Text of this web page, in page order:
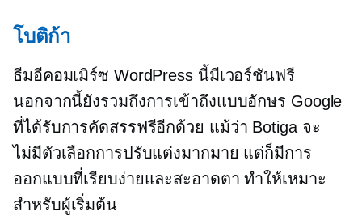
โบติก้า
ธีมอีคอมเมิร์ซ WordPress นี้มีเวอร์ชันฟรี
นอกจากนี้ยังรวมถึงการเข้าถึงแบบอักษร Google
ที่ได้รับการคัดสรรฟรีอีกด้วย แม้ว่า Botiga จะ
ไม่มีตัวเลือกการปรับแต่งมากมาย แต่ก็มีการ
ออกแบบที่เรียบง่ายและสะอาดตา ทำให้เหมาะ
สำหรับผู้เริ่มต้น